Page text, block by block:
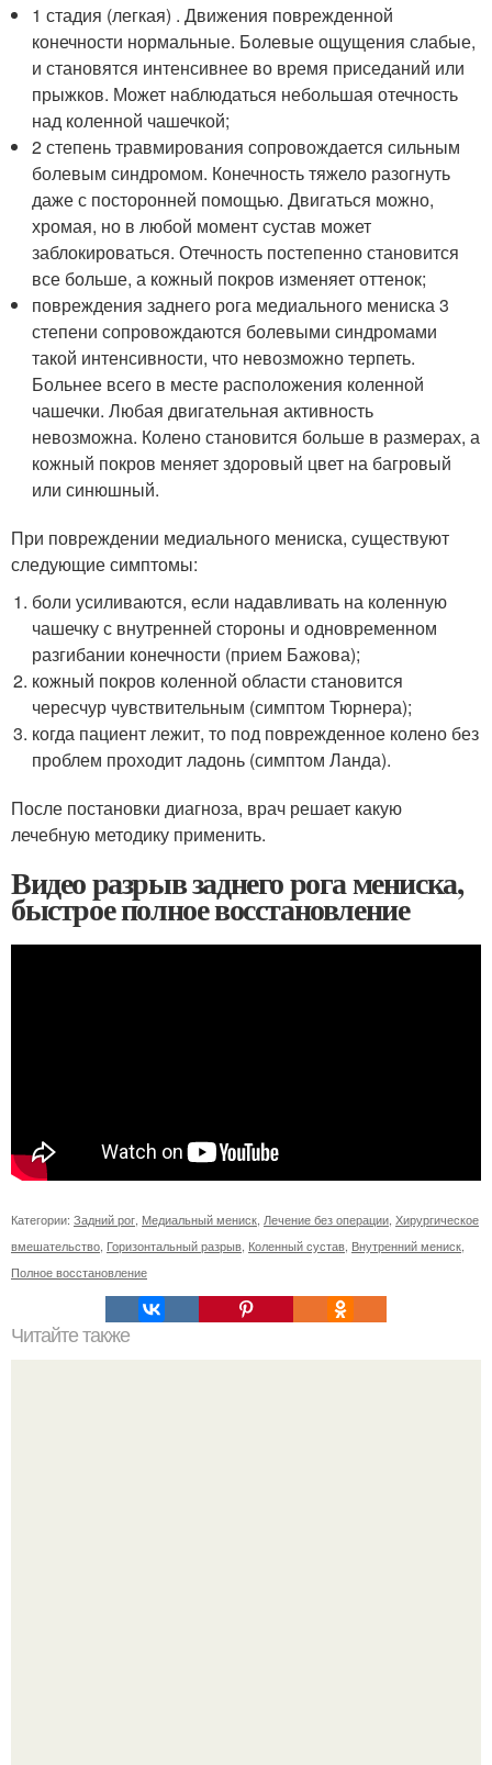
1 стадия (легкая) . Движения поврежденной
конечности нормальные. Болевые ощущения слабые,
и становятся интенсивнее во время приседаний или
прыжков. Может наблюдаться небольшая отечность
над коленной чашечкой;
2 степень травмирования сопровождается сильным
болевым синдромом. Конечность тяжело разогнуть
даже с посторонней помощью. Двигаться можно,
хромая, но в любой момент сустав может
заблокироваться. Отечность постепенно становится
все больше, а кожный покров изменяет оттенок;
повреждения заднего рога медиального мениска 3
степени сопровождаются болевыми синдромами
такой интенсивности, что невозможно терпеть.
Больнее всего в месте расположения коленной
чашечки. Любая двигательная активность
невозможна. Колено становится больше в размерах, а
кожный покров меняет здоровый цвет на багровый
или синюшный.
При повреждении медиального мениска, существуют
следующие симптомы:
боли усиливаются, если надавливать на коленную
чашечку с внутренней стороны и одновременном
разгибании конечности (прием Бажова);
кожный покров коленной области становится
чересчур чувствительным (симптом Тюрнера);
когда пациент лежит, то под поврежденное колено без
проблем проходит ладонь (симптом Ланда).
После постановки диагноза, врач решает какую
лечебную методику применить.
Видео разрыв заднего рога мениска,
быстрое полное восстановление
Категории: Задний рог Медиальный мениск Лечение без операции Хирургическое
вмешательство Горизонтальный разрыв Коленный сустав Внутренний мениск
Полное восстановление
Читайте также